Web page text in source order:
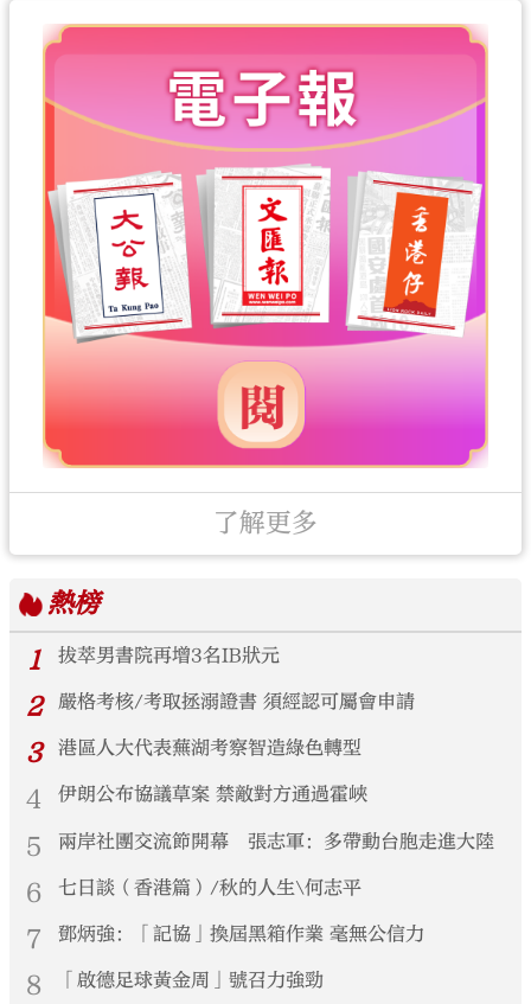
了解更多
熱榜
1
拔萃男書院再增3名IB狀元
2 嚴格考核/考取拯溺證書 須經認可屬會申請
3 港區人大代表蕪湖考察智造綠色轉型
4 伊朗公布協議草案 禁敵對方通過霍峽
5 兩岸社團交流節開幕 張志軍：多帶動台胞走進大陸
6 七日談（香港篇）/秋的人生\何志平
7 鄧炳強：「記協」換屆黑箱作業 毫無公信力
8 「啟德足球黃金周」號召力強勁